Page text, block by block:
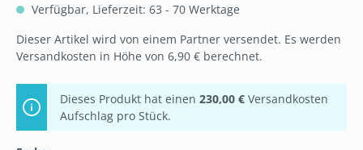
Verfügbar, Lieferzeit: 63 - 70 Werktage
Dieser Artikel wird von einem Partner versendet. Es werden
Versandkosten in Höhe von 6,90 € berechnet.
Dieses Produkt hat einen 230,00 € Versandkosten
Aufschlag pro Stück.